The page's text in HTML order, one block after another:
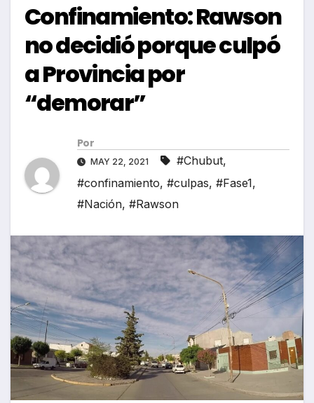
Confinamiento: Rawson
no decidió porque culpó
a Provincia por
“demorar”
Por
MAY 22, 2021 #Chubut,
#confinamiento, #culpas, #Fase1,
#Nación, #Rawson